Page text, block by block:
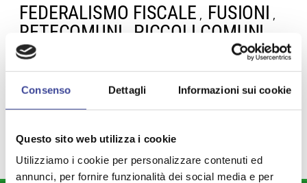
Consenso Dettagli Informazioni sui cookie
Questo sito web utilizza i cookie
Utilizziamo i cookie per personalizzare contenuti ed
annunci, per fornire funzionalità dei social media e per
FEDERALISMO FISCALE , FUSIONI ,
RETECOMUNI PICCOLI COMUNI
POLIZIA LOCALE ,
PUBBLICA AMMINISTRAZIONE,
POLITICHE SOCIALI
ATTIVITA' PRODUTTIVE